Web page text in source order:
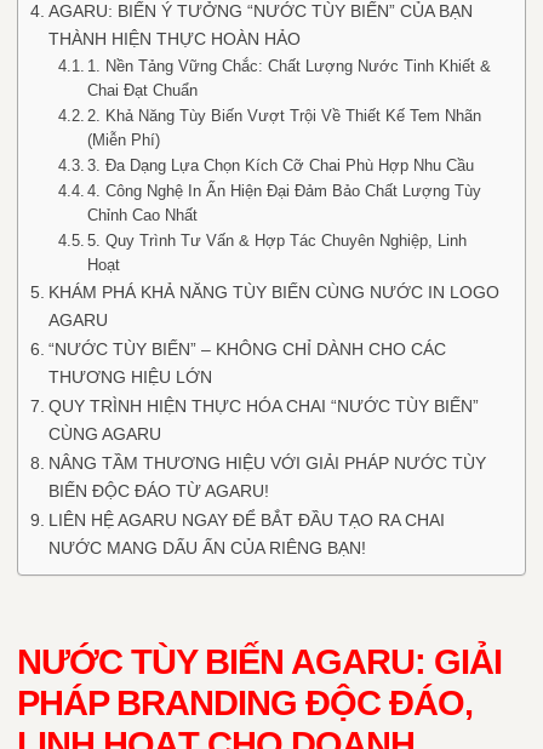
AGARU: BIẾN Ý TƯỞNG “NƯỚC TÙY BIẾN” CỦA BẠN
THÀNH HIỆN THỰC HOÀN HẢO
1. Nền Tảng Vững Chắc: Chất Lượng Nước Tinh Khiết &
Chai Đạt Chuẩn
2. Khả Năng Tùy Biến Vượt Trội Về Thiết Kế Tem Nhãn
(Miễn Phí)
3. Đa Dạng Lựa Chọn Kích Cỡ Chai Phù Hợp Nhu Cầu
4. Công Nghệ In Ấn Hiện Đại Đảm Bảo Chất Lượng Tùy
Chỉnh Cao Nhất
5. Quy Trình Tư Vấn & Hợp Tác Chuyên Nghiệp, Linh
Hoạt
KHÁM PHÁ KHẢ NĂNG TÙY BIẾN CÙNG NƯỚC IN LOGO
AGARU
“NƯỚC TÙY BIẾN” – KHÔNG CHỈ DÀNH CHO CÁC
THƯƠNG HIỆU LỚN
QUY TRÌNH HIỆN THỰC HÓA CHAI “NƯỚC TÙY BIẾN”
CÙNG AGARU
NÂNG TẦM THƯƠNG HIỆU VỚI GIẢI PHÁP NƯỚC TÙY
BIẾN ĐỘC ĐÁO TỪ AGARU!
LIÊN HỆ AGARU NGAY ĐỂ BẮT ĐẦU TẠO RA CHAI
NƯỚC MANG DẤU ẤN CỦA RIÊNG BẠN!
NƯỚC TÙY BIẾN AGARU: GIẢI
PHÁP BRANDING ĐỘC ĐÁO,